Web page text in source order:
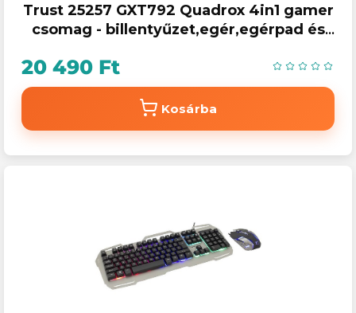
Trust 25257 GXT792 Quadrox 4in1 gamer
csomag - billentyűzet,egér,egérpad és
20 490 Ft
Kosárba